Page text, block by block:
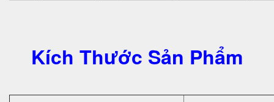
Kích Thước Sản Phẩm